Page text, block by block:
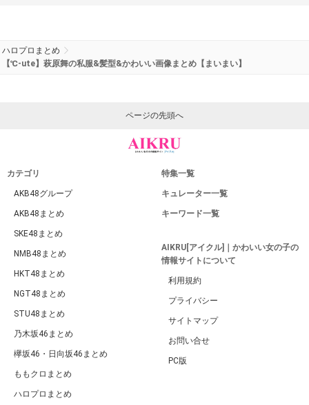
ハロプロまとめ
【℃-ute】萩原舞の私服&髪型&かわいい画像まとめ【まいまい】
ページの先頭へ
カテゴリ
AKB48グループ
AKB48まとめ
SKE48まとめ
NMB48まとめ
HKT48まとめ
NGT48まとめ
STU48まとめ
乃木坂46まとめ
欅坂46・日向坂46まとめ
ももクロまとめ
ハロプロまとめ
特集一覧
キュレーター一覧
キーワード一覧
AIKRU[アイクル]｜かわいい女の子の
情報サイトについて
利用規約
プライバシー
サイトマップ
お問い合せ
PC版